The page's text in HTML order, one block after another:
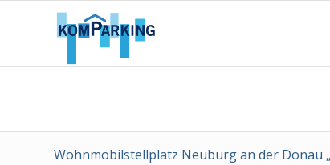
Wohnmobilstellplatz Neuburg an der Donau